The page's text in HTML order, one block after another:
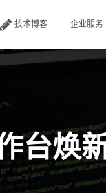
技术博客 企业服务
台焕